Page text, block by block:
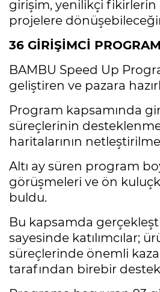
girişim, yenilikçi fikirlerin
projelere
36 GİRİŞİMCİ
BAMBU Speed Up
geliştiren ve pazara
Program kapsamında
süreçlerinin
haritalarının
Altı ay süren program
görüşmeleri ve ön
buldu.
Bu kapsamda
sayesinde katılımcılar;
süreçlerinde önemli
tarafından birebir